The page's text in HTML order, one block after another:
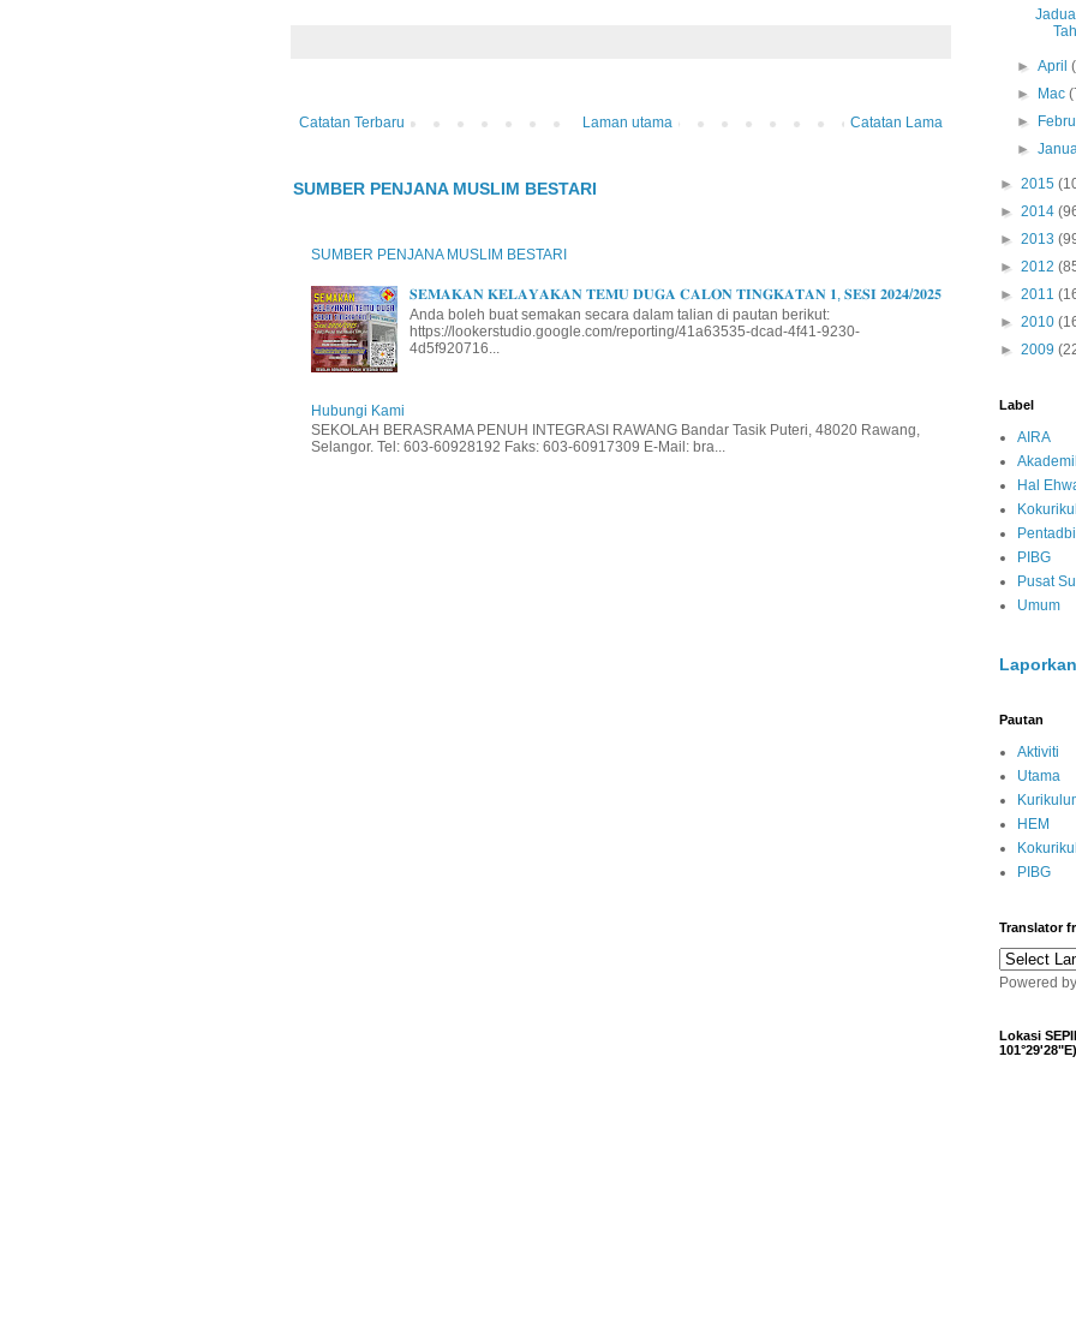
Catatan Terbaru Catatan Lama
Laman utama
SUMBER PENJANA MUSLIM BESTARI
SUMBER PENJANA MUSLIM BESTARI
𝐒𝐄𝐌𝐀𝐊𝐀𝐍 𝐊𝐄𝐋𝐀𝐘𝐀𝐊𝐀𝐍 𝐓𝐄𝐌𝐔 𝐃𝐔𝐆𝐀 𝐂𝐀𝐋𝐎𝐍 𝐓𝐈𝐍𝐆𝐊𝐀𝐓𝐀𝐍 𝟏, 𝐒𝐄𝐒𝐈 𝟐𝟎𝟐𝟒/𝟐𝟎𝟐𝟓
Anda boleh buat semakan secara dalam talian di pautan berikut:
https://lookerstudio.google.com/reporting/41a63535-dcad-4f41-9230-
4d5f920716...
Hubungi Kami
SEKOLAH BERASRAMA PENUH INTEGRASI RAWANG Bandar Tasik Puteri, 48020 Rawang,
Selangor. Tel: 603-60928192 Faks: 603-60917309 E-Mail: bra...
►April
►
Mac
►
►
► 2015
► 2014
► 2013
► 2012
► 2011
► 2010
► 2009
Label
AIRA
Hal
PIBG
Pusat
Umum
Pautan
Aktiviti
Utama
HEM
PIBG
Translator
Powered
Lokasi
101°29'28"E)